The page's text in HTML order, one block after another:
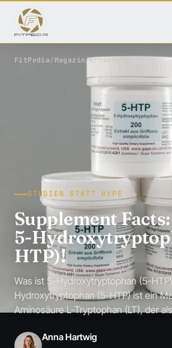
FitPedia / Magazin/Ernährung
STUDIEN STATT HYPE
Supplement
5-
HTP)!
Was ist 5-Hydroxytryptophan (5-
Hydroxytryptophan (5-HTP) ist ein
Aminosäure L-Tryptophan (LT), der
Anna Hartwig